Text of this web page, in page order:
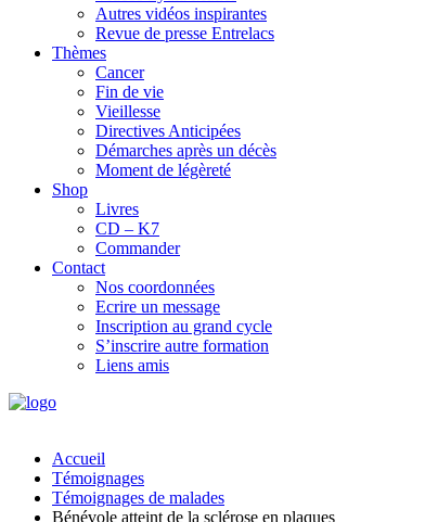
Autres vidéos inspirantes
Revue de presse Entrelacs
Thèmes
Cancer
Fin de vie
Vieillesse
Directives Anticipées
Démarches après un décès
Moment de légèreté
Shop
Livres
CD – K7
Commander
Contact
Nos coordonnées
Ecrire un message
Inscription au grand cycle
S’inscrire autre formation
Liens amis
Accueil
Témoignages
Témoignages de malades
Bénévole atteint de la sclérose en plaques